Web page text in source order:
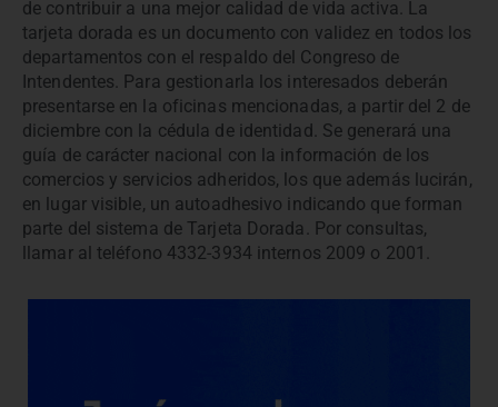
de contribuir a una mejor calidad de vida activa. La
tarjeta dorada es un documento con validez en todos los
departamentos con el respaldo del Congreso de
Intendentes. Para gestionarla los interesados deberán
presentarse en la oficinas mencionadas, a partir del 2 de
diciembre con la cédula de identidad. Se generará una
guía de carácter nacional con la información de los
comercios y servicios adheridos, los que además lucirán,
en lugar visible, un autoadhesivo indicando que forman
parte del sistema de Tarjeta Dorada. Por consultas,
llamar al teléfono 4332-3934 internos 2009 o 2001.